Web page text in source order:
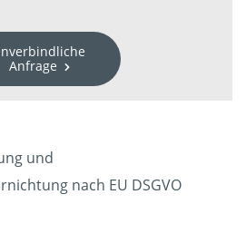
Anfrage
und
nach EU DSGVO